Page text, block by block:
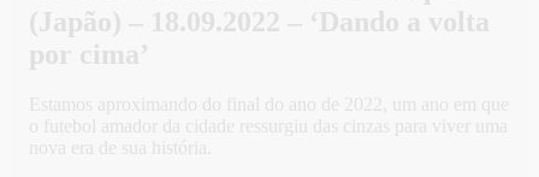
(Japão) – 18.09.2022 – ‘Dando a volta
por cima’
Estamos aproximando do final do ano de 2022, um ano em que
o futebol amador da cidade ressurgiu das cinzas para viver uma
nova era de sua história.